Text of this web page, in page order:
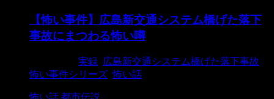
【怖い事件】広島新交通システム橋げた落下
事故にまつわる怖い噂
実録 広島新交通システム橋げた落下事故
怖い事件シリーズ ,怖い話
怖い話 都市伝説